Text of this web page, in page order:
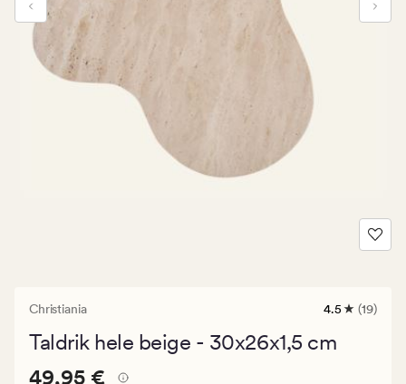
Christiania
19
keskmise
4.5 (19)
Taldrik hele beige - 30x26x1,5 cm
Pris_ee
Pris_ee 49,95 €
49,95 €